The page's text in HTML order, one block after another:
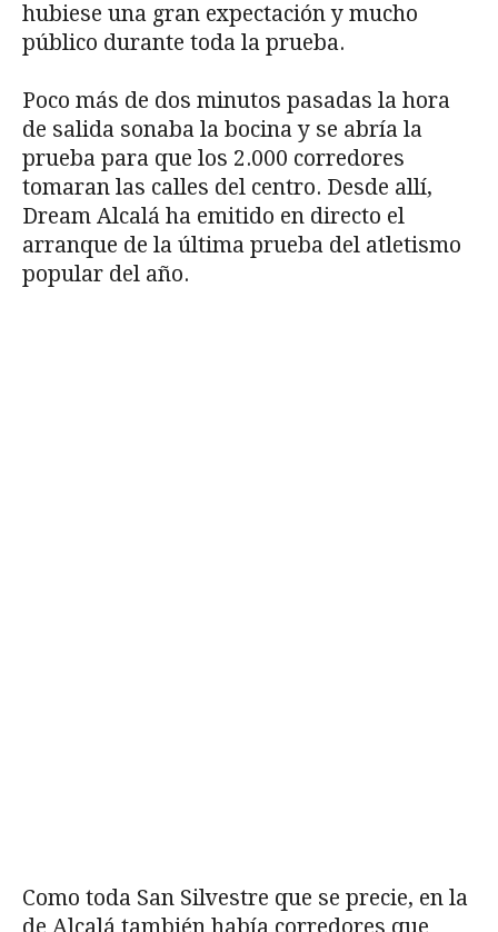
hubiese una gran expectación y mucho
público durante toda la prueba.
Poco más de dos minutos pasadas la hora
de salida sonaba la bocina y se abría la
prueba para que los 2.000 corredores
tomaran las calles del centro. Desde allí,
Dream Alcalá ha emitido en directo el
arranque de la última prueba del atletismo
popular del año.
Como toda San Silvestre que se precie, en la